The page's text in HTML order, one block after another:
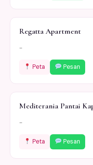
Regatta Apartment
-
Peta Pesan
Mediterania Pantai
-
Peta Pesan